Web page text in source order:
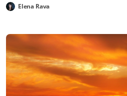
Elena Rava